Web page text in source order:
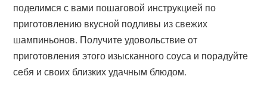
поделимся с вами пошаговой инструкцией по
приготовлению вкусной подливы из свежих
шампиньонов. Получите удовольствие от
приготовления этого изысканного соуса и порадуйте
себя и своих близких удачным блюдом.